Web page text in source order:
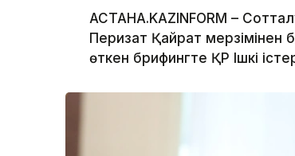
АСТАНА.KAZINFORM –
Перизат Қайрат мерзімінен
өткен брифингте ҚР Ішкі